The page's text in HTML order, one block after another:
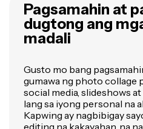
Pagsamahin at
dugtong ang
madali
Gusto mo bang
gumawa ng photo collage
social media, slideshows
lang sa iyong personal na
Kapwing ay nagbibigay
editing na kakayahan, na